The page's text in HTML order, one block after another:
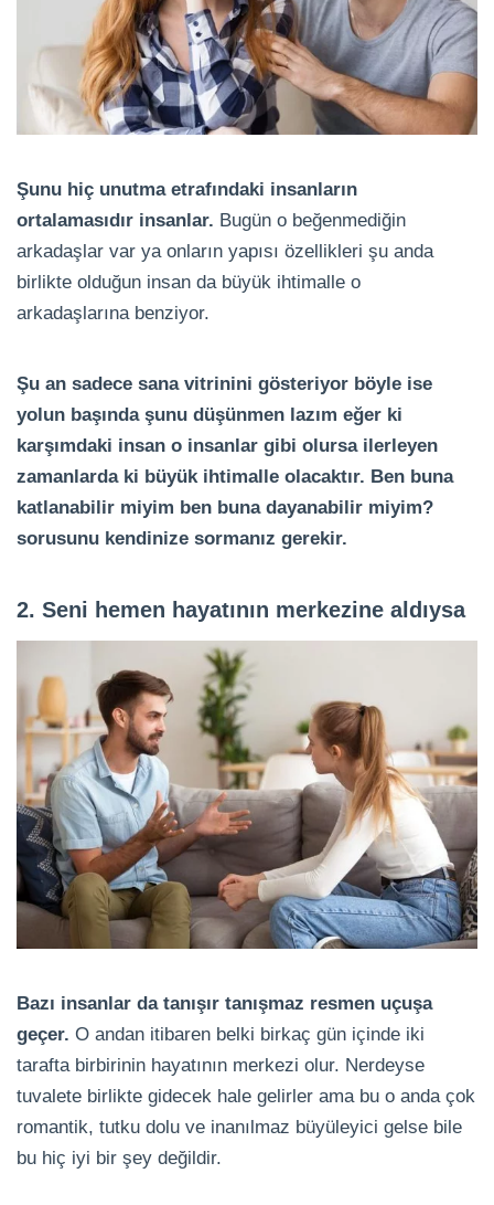
Şunu hiç unutma etrafındaki insanların
ortalamasıdır insanlar. Bugün o beğenmediğin
arkadaşlar var ya onların yapısı özellikleri şu anda
birlikte olduğun insan da büyük ihtimalle o
arkadaşlarına benziyor.
Şu an sadece sana vitrinini gösteriyor böyle ise
yolun başında şunu düşünmen lazım eğer ki
karşımdaki insan o insanlar gibi olursa ilerleyen
zamanlarda ki büyük ihtimalle olacaktır. Ben buna
katlanabilir miyim ben buna dayanabilir miyim?
sorusunu kendinize sormanız gerekir.
2. Seni hemen hayatının merkezine aldıysa
Bazı insanlar da tanışır tanışmaz resmen uçuşa
geçer. O andan itibaren belki birkaç gün içinde iki
tarafta birbirinin hayatının merkezi olur. Nerdeyse
tuvalete birlikte gidecek hale gelirler ama bu o anda çok
romantik, tutku dolu ve inanılmaz büyüleyici gelse bile
bu hiç iyi bir şey değildir.